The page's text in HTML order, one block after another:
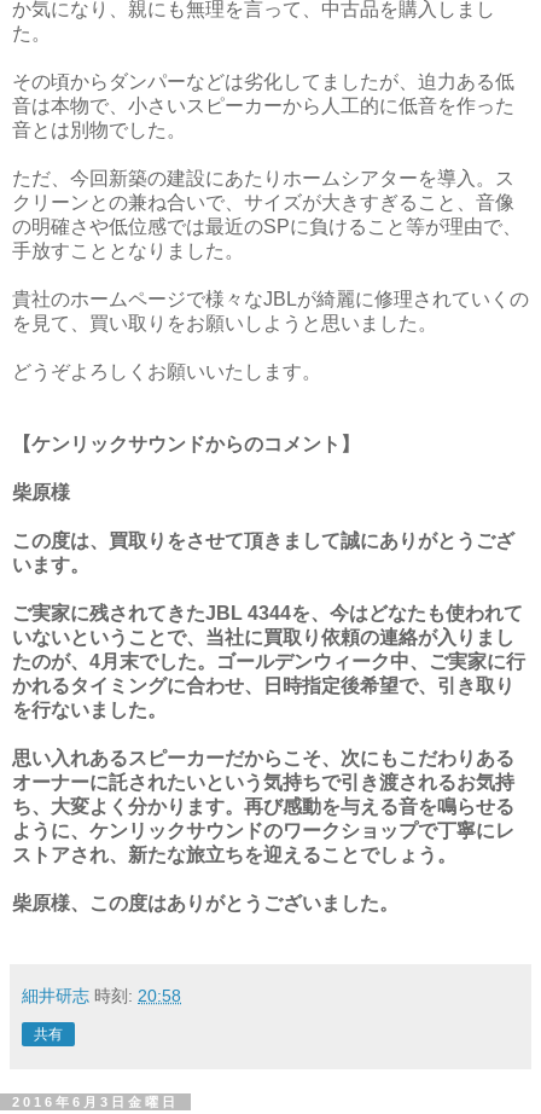
か気になり、親にも無理を言って、中古品を購入しまし
た。
その頃からダンパーなどは劣化してましたが、迫力ある低
音は本物で、小さいスピーカーから人工的に低音を作った
音とは別物でした。
ただ、今回新築の建設にあたりホームシアターを導入。ス
クリーンとの兼ね合いで、サイズが大きすぎること、音像
の明確さや低位感では最近のSPに負けること等が理由で、
手放すこととなりました。
貴社のホームページで様々なJBLが綺麗に修理されていくの
を見て、買い取りをお願いしようと思いました。
どうぞよろしくお願いいたします。
【ケンリックサウンドからのコメント】
柴原様
この度は、買取りをさせて頂きまして誠にありがとうござ
います。
ご実家に残されてきたJBL 4344を、今はどなたも使われて
いないということで、当社に買取り依頼の連絡が入りまし
たのが、4月末でした。ゴールデンウィーク中、ご実家に行
かれるタイミングに合わせ、日時指定後希望で、引き取り
を行ないました。
思い入れあるスピーカーだからこそ、次にもこだわりある
オーナーに託されたいという気持ちで引き渡されるお気持
ち、大変よく分かります。再び感動を与える音を鳴らせる
ように、ケンリックサウンドのワークショップで丁寧にレ
ストアされ、新たな旅立ちを迎えることでしょう。
柴原様、この度はありがとうございました。
細井研志 時刻: 20:58
共有
2016年6月3日金曜日